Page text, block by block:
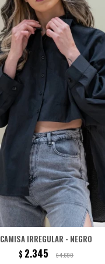
CAMISA IRREGULAR - NEGRO
$ 2.345 $4.690